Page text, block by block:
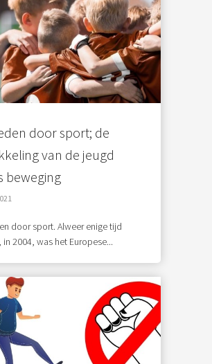
door sport; de
van de jeugd
beweging
door sport. Alweer enige tijd
in 2004, was het Europese...